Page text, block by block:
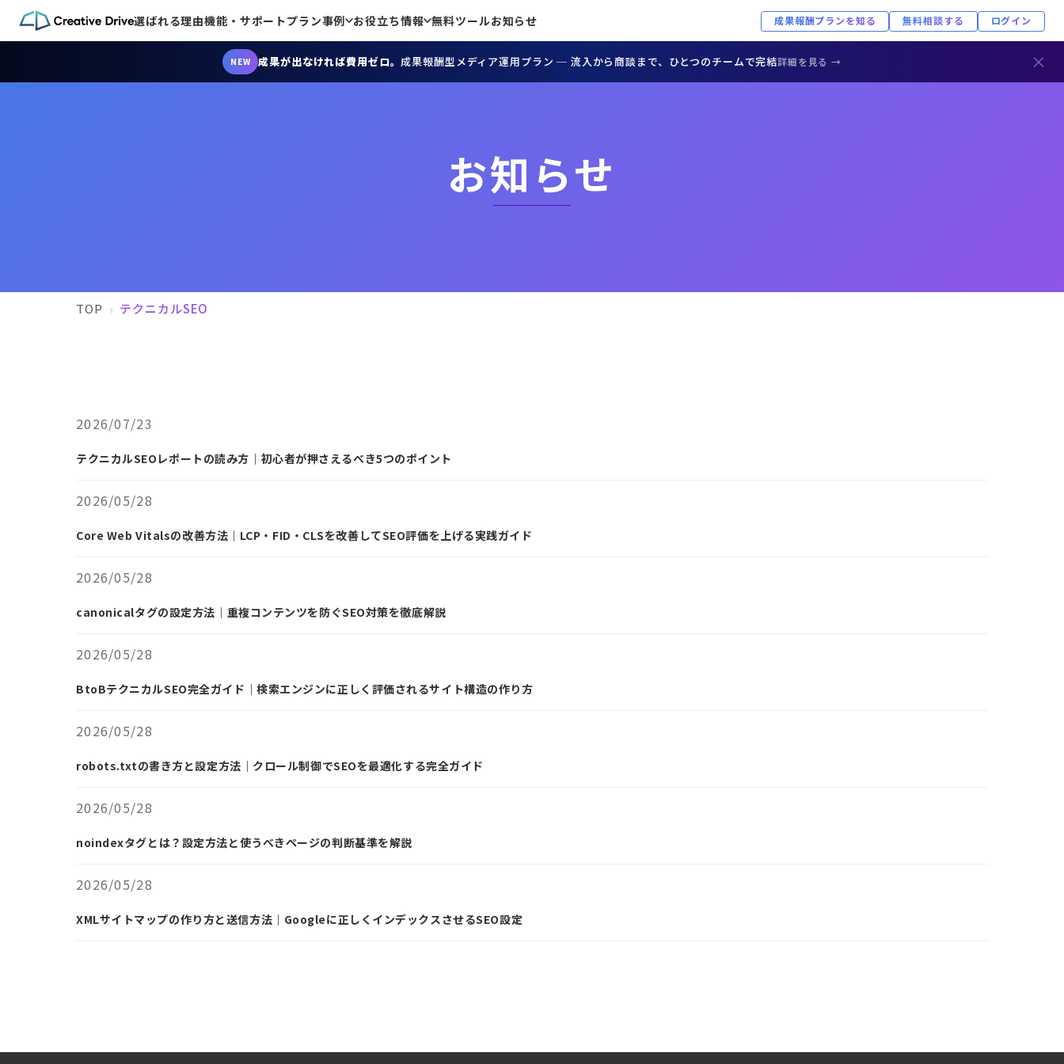
NEW 成果が出なければ費用ゼロ。成果報酬型メディア運用プラン ─ 流入から商談まで、ひとつのチームで完結詳細を見る → ×
選ばれる理由機能・サポートプラン事例 お役立ち情報 無料ツールお知らせ 成果報酬プランを知る 無料相談する ログイン
お知らせ
TOP テクニカルSEO
2026/07/23
テクニカルSEOレポートの読み方｜初心者が押さえるべき5つのポイント
2026/05/28
Core Web Vitalsの改善方法｜LCP・FID・CLSを改善してSEO評価を上げる実践ガイド
2026/05/28
canonicalタグの設定方法｜重複コンテンツを防ぐSEO対策を徹底解説
2026/05/28
BtoBテクニカルSEO完全ガイド｜検索エンジンに正しく評価されるサイト構造の作り方
2026/05/28
robots.txtの書き方と設定方法｜クロール制御でSEOを最適化する完全ガイド
2026/05/28
noindexタグとは？設定方法と使うべきページの判断基準を解説
2026/05/28
XMLサイトマップの作り方と送信方法｜Googleに正しくインデックスさせるSEO設定